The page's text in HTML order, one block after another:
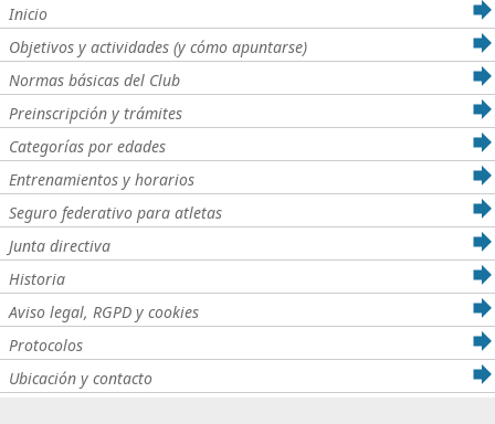
Inicio
Objetivos y actividades (y cómo apuntarse)
Normas básicas del Club
Preinscripción y trámites
Categorías por edades
Entrenamientos y horarios
Seguro federativo para atletas
Junta directiva
Historia
Aviso legal, RGPD y cookies
Protocolos
Ubicación y contacto